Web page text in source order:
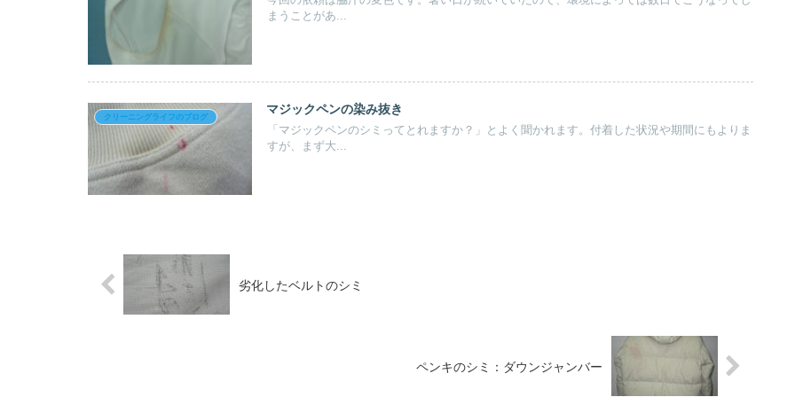
まうことがあ...
クリーニングライフのブログ
マジックペンの染み抜き
「マジックペンのシミってとれますか？」とよく聞かれます。付着した状況や期間にもよりま
すが、まず大...
劣化したベルトのシミ
ペンキのシミ：ダウンジャンバー